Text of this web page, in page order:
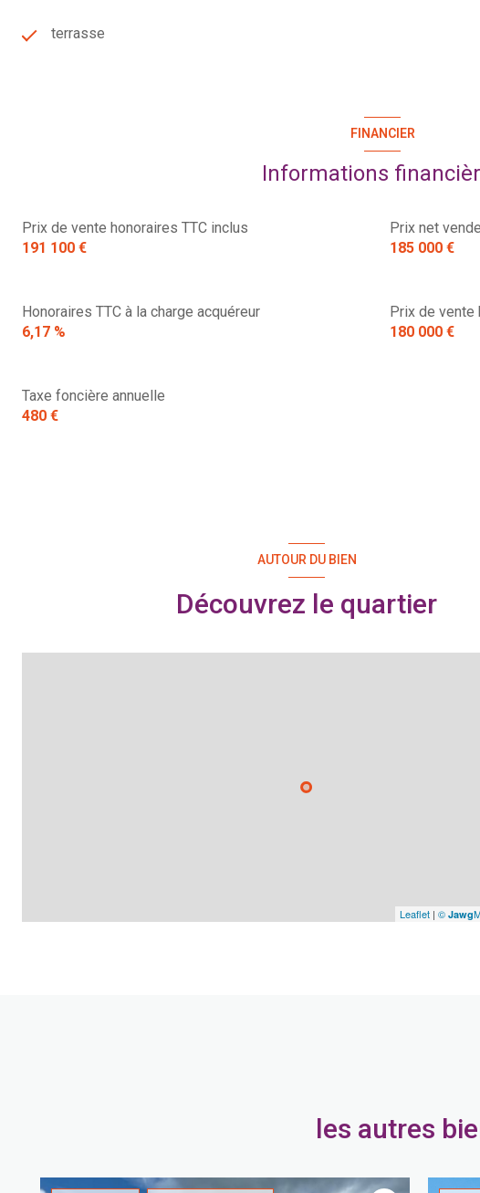
terrasse
FINANCIER
Informations
Prix de vente honoraires TTC inclus
191 100 €
Prix net
185 000 €
Prix de vente
180 000 €
Honoraires TTC à la charge acquéreur
6,17 %
Taxe foncière annuelle
480 €
AUTOUR DU BIEN
Découvrez le quartier
Leaflet | © Jawg
les autres